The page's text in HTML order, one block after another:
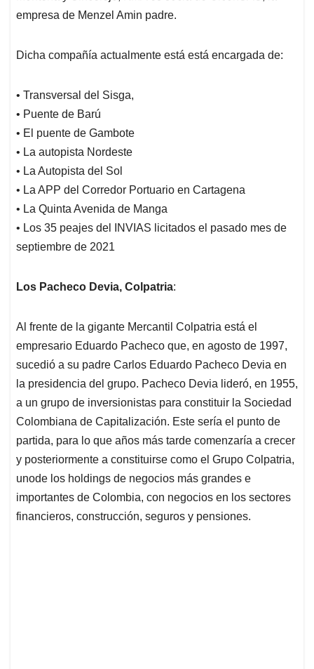
empresa de Menzel Amin padre.
Dicha compañía actualmente está está encargada de:
• Transversal del Sisga,
• Puente de Barú
• El puente de Gambote
• La autopista Nordeste
• La Autopista del Sol
• La APP del Corredor Portuario en Cartagena
• La Quinta Avenida de Manga
• Los 35 peajes del INVIAS licitados el pasado mes de
septiembre de 2021
Los Pacheco Devia, Colpatria:
Al frente de la gigante Mercantil Colpatria está el
empresario Eduardo Pacheco que, en agosto de 1997,
sucedió a su padre Carlos Eduardo Pacheco Devia en
la presidencia del grupo. Pacheco Devia lideró, en 1955,
a un grupo de inversionistas para constituir la Sociedad
Colombiana de Capitalización. Este sería el punto de
partida, para lo que años más tarde comenzaría a crecer
y posteriormente a constituirse como el Grupo Colpatria,
unode los holdings de negocios más grandes e
importantes de Colombia, con negocios en los sectores
financieros, construcción, seguros y pensiones.